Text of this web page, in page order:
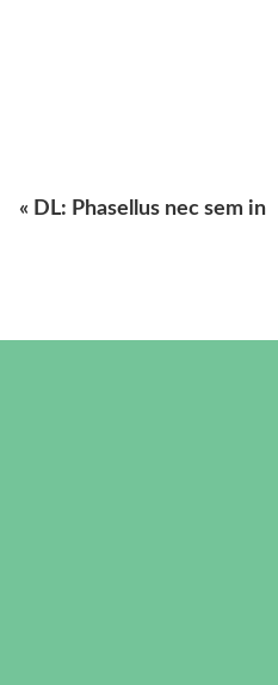
« DL: Phasellus nec sem in